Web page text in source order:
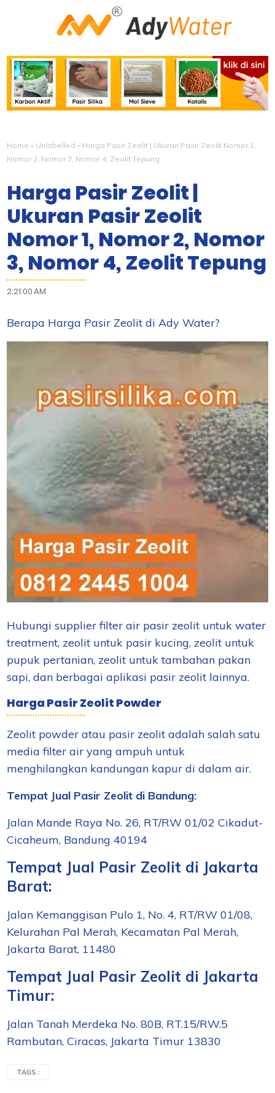
Home » Unlabelled » Harga Pasir Zeolit | Ukuran Pasir Zeolit Nomor 1,
Nomor 2, Nomor 3, Nomor 4, Zeolit Tepung
Harga Pasir Zeolit |
Ukuran Pasir Zeolit
Nomor 1, Nomor 2, Nomor
3, Nomor 4, Zeolit Tepung
2:21:00 AM
Berapa Harga Pasir Zeolit di Ady Water?
Hubungi supplier filter air pasir zeolit untuk water
treatment, zeolit untuk pasir kucing, zeolit untuk
pupuk pertanian, zeolit untuk tambahan pakan
sapi, dan berbagai aplikasi pasir zeolit lainnya.
Harga Pasir Zeolit Powder
Zeolit powder atau pasir zeolit adalah salah satu
media filter air yang ampuh untuk
menghilangkan kandungan kapur di dalam air.
Tempat Jual Pasir Zeolit di Bandung:
Jalan Mande Raya No. 26, RT/RW 01/02 Cikadut-
Cicaheum, Bandung 40194
Tempat Jual Pasir Zeolit di Jakarta
Barat:
Jalan Kemanggisan Pulo 1, No. 4, RT/RW 01/08,
Kelurahan Pal Merah, Kecamatan Pal Merah,
Jakarta Barat, 11480
Tempat Jual Pasir Zeolit di Jakarta
Timur:
Jalan Tanah Merdeka No. 80B, RT.15/RW.5
Rambutan, Ciracas, Jakarta Timur 13830
TAGS :